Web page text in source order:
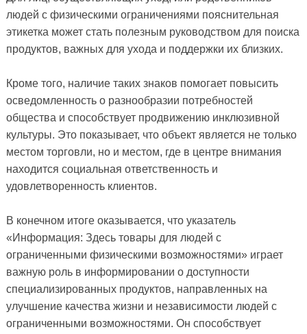
людей с физическими ограничениями пояснительная
этикетка может стать полезным руководством для поиска
продуктов, важных для ухода и поддержки их близких.
Кроме того, наличие таких знаков помогает повысить
осведомленность о разнообразии потребностей
общества и способствует продвижению инклюзивной
культуры. Это показывает, что объект является не только
местом торговли, но и местом, где в центре внимания
находится социальная ответственность и
удовлетворенность клиентов.
В конечном итоге оказывается, что указатель
«Информация: Здесь товары для людей с
ограниченными физическими возможностями» играет
важную роль в информировании о доступности
специализированных продуктов, направленных на
улучшение качества жизни и независимости людей с
ограниченными возможностями. Он способствует